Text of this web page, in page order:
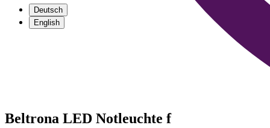
Deutsch
English
Beltrona LED Notleuchte f